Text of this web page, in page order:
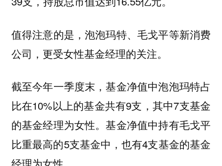
值得注意的是，泡泡玛特、毛戈平等新消费
公司，更受女性基金经理的关注。
截至今年一季度末，基金净值中泡泡玛特占
比在10%以上的基金共有9支，其中7支基金
的基金经理为女性。基金净值中持有毛戈平
比重最高的5支基金中，也有4支基金的基金